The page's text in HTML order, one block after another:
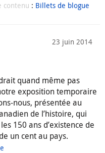
contenu : Billets de blogue
23 juin 2014
quand même pas
exposition temporaire
nous, présentée au
de l’histoire, qui
150 ans d’existence de
un cent au pays.